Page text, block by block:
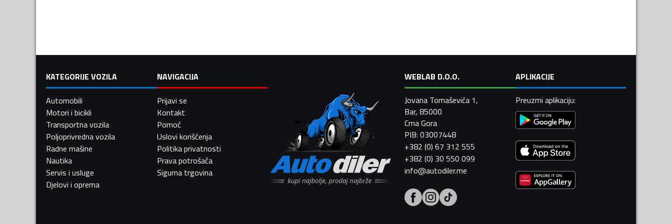
KATEGORIJE VOZILA
Automobili
Motori i bicikli
Transportna vozila
Poljoprivredna vozila
Radne mašine
Nautika
Servis i usluge
Djelovi i oprema
NAVIGACIJA
Prijavi se
Kontakt
Pomoć
Uslovi korišćenja
Politika privatnosti
Prava potrošača
Sigurna trgovina
WEBLAB D.O.O.
Jovana Tomaševića 1,
Bar, 85000
Crna Gora
PIB: 03007448
+382 (0) 67 312 555
+382 (0) 30 550 099
info@autodiler.me
APLIKACIJE
Preuzmi aplikaciju: